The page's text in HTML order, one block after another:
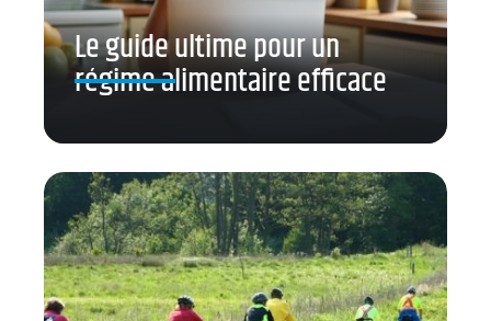
Le guide ultime pour un
régime alimentaire efficace